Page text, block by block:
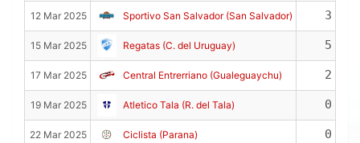
12 Mar 2025 Sportivo San Salvador (San Salvador) 3
15 Mar 2025 Regatas (C. del Uruguay) 5
17 Mar 2025 Central Entrerriano (Gualeguaychu) 2
19 Mar 2025 Atletico Tala (R. del Tala) 0
22 Mar 2025 Ciclista (Parana) 0